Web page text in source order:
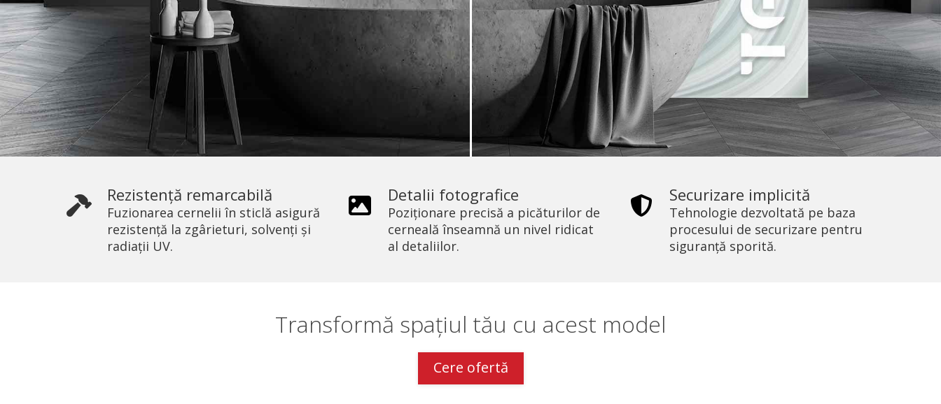
Rezistență remarcabilă
Fuzionarea cernelii în sticlă asigură
rezistență la zgârieturi, solvenți și
radiații UV.
Detalii fotografice
Poziționare precisă a picăturilor de
cerneală înseamnă un nivel ridicat
al detaliilor.
Securizare implicită
Tehnologie dezvoltată pe baza
procesului de securizare pentru
siguranță sporită.
Transformă spațiul tău cu acest model
Cere ofertă